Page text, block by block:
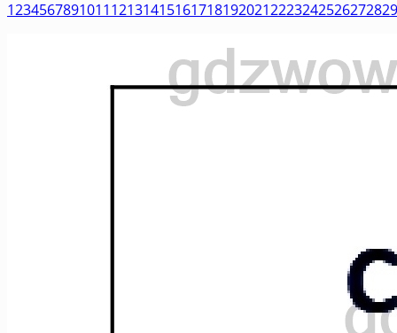
1234567891011121314151617181920212223242526272829